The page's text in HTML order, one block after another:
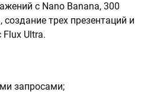
с Nano Banana, 300
создание трех презентаций и
Flux Ultra.
запросами;